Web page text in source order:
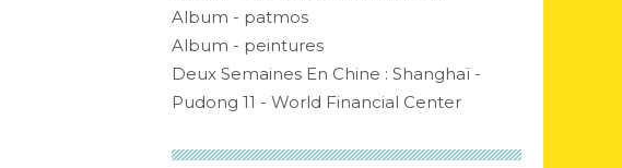
Album - patmos
Album - peintures
Deux Semaines En Chine : Shanghaï -
Pudong 11 - World Financial Center